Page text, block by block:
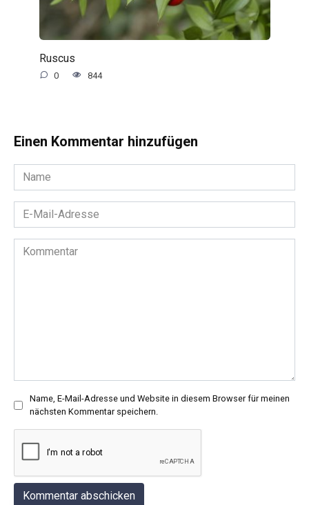
Ruscus
0 844
Einen Kommentar hinzufügen
Name
*
Mail-
Adresse
Kommentar
Name, E-Mail-Adresse und Website in diesem Browser für meinen
nächsten Kommentar speichern.